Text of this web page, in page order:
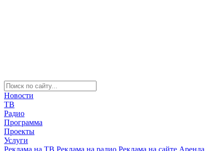
Новости
ТВ
Радио
Программа
Проекты
Услуги
Реклама на ТВ Реклама на радио Реклама на сайте Аренда